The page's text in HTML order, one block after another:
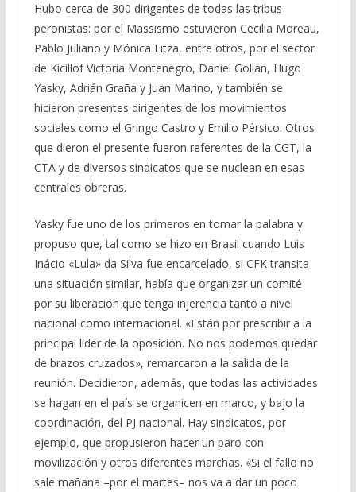
Hubo cerca de 300 dirigentes de todas las tribus
peronistas: por el Massismo estuvieron Cecilia Moreau,
Pablo Juliano y Mónica Litza, entre otros, por el sector
de Kicillof Victoria Montenegro, Daniel Gollan, Hugo
Yasky, Adrián Graña y Juan Marino, y también se
hicieron presentes dirigentes de los movimientos
sociales como el Gringo Castro y Emilio Pérsico. Otros
que dieron el presente fueron referentes de la CGT, la
CTA y de diversos sindicatos que se nuclean en esas
centrales obreras.
Yasky fue uno de los primeros en tomar la palabra y
propuso que, tal como se hizo en Brasil cuando Luis
Inácio «Lula» da Silva fue encarcelado, si CFK transita
una situación similar, había que organizar un comité
por su liberación que tenga injerencia tanto a nivel
nacional como internacional. «Están por prescribir a la
principal líder de la oposición. No nos podemos quedar
de brazos cruzados», remarcaron a la salida de la
reunión. Decidieron, además, que todas las actividades
se hagan en el país se organicen en marco, y bajo la
coordinación, del PJ nacional. Hay sindicatos, por
ejemplo, que propusieron hacer un paro con
movilización y otros diferentes marchas. «Si el fallo no
sale mañana –por el martes– nos va a dar un poco